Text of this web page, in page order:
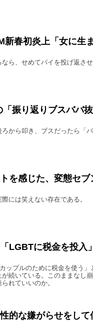
新春初炎上「女に生
ら、せめてパイを投げ返させ
「振り返りブスババ
から叩き、ブスだったら「バ
を感じた、変態セ
には笑えない存在である。
LGBTに税金を投入
ップルのために税金を使う
続いている。このままなし
れていいのか。
的な嫌がらせをし